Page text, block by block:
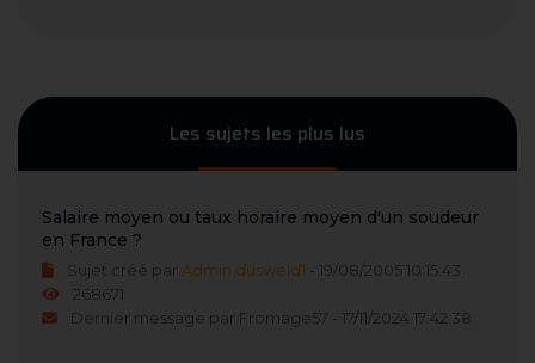
Les sujets les plus lus
Salaire moyen ou taux horaire moyen d'un soudeur
en France ?
Sujet créé par Admin dusweld1 - 19/08/2005 10:15:43
268671
Dernier message par Fromage57 - 17/11/2024 17:42:38